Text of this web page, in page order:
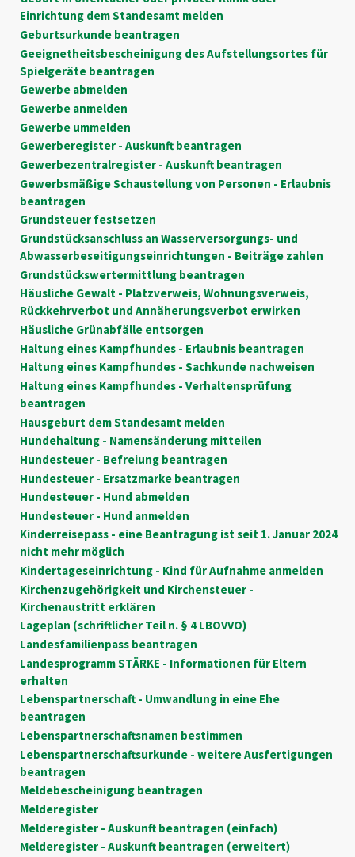
Einrichtung dem Standesamt melden
Geburtsurkunde beantragen
Geeignetheitsbescheinigung des Aufstellungsortes für
Spielgeräte beantragen
Gewerbe abmelden
Gewerbe anmelden
Gewerbe ummelden
Gewerberegister - Auskunft beantragen
Gewerbezentralregister - Auskunft beantragen
Gewerbsmäßige Schaustellung von Personen - Erlaubnis
beantragen
Grundsteuer festsetzen
Grundstücksanschluss an Wasserversorgungs- und
Abwasserbeseitigungseinrichtungen - Beiträge zahlen
Grundstückswertermittlung beantragen
Häusliche Gewalt - Platzverweis, Wohnungsverweis,
Rückkehrverbot und Annäherungsverbot erwirken
Häusliche Grünabfälle entsorgen
Haltung eines Kampfhundes - Erlaubnis beantragen
Haltung eines Kampfhundes - Sachkunde nachweisen
Haltung eines Kampfhundes - Verhaltensprüfung
beantragen
Hausgeburt dem Standesamt melden
Hundehaltung - Namensänderung mitteilen
Hundesteuer - Befreiung beantragen
Hundesteuer - Ersatzmarke beantragen
Hundesteuer - Hund abmelden
Hundesteuer - Hund anmelden
Kinderreisepass - eine Beantragung ist seit 1. Januar 2024
nicht mehr möglich
Kindertageseinrichtung - Kind für Aufnahme anmelden
Kirchenzugehörigkeit und Kirchensteuer -
Kirchenaustritt erklären
Lageplan (schriftlicher Teil n. § 4 LBOVVO)
Landesfamilienpass beantragen
Landesprogramm STÄRKE - Informationen für Eltern
erhalten
Lebenspartnerschaft - Umwandlung in eine Ehe
beantragen
Lebenspartnerschaftsnamen bestimmen
Lebenspartnerschaftsurkunde - weitere Ausfertigungen
beantragen
Meldebescheinigung beantragen
Melderegister
Melderegister - Auskunft beantragen (einfach)
Melderegister - Auskunft beantragen (erweitert)